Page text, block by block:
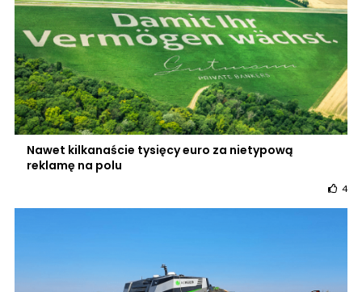
Nawet kilkanaście tysięcy euro za nietypową
reklamę na polu
4